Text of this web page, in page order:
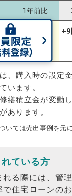
1年前比
（-21%）
+9
+73円
（+33%）
、購入時の設定
います。
繕積立金が変動
あります。
いては売出事例を元
ている方
る際には、管
住宅ローンの